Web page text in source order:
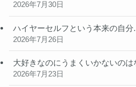
2026年7月30日
ハイヤーセルフという本来の自分
2026年7月26日
大好きなのにうまくいかない
2026年7月23日